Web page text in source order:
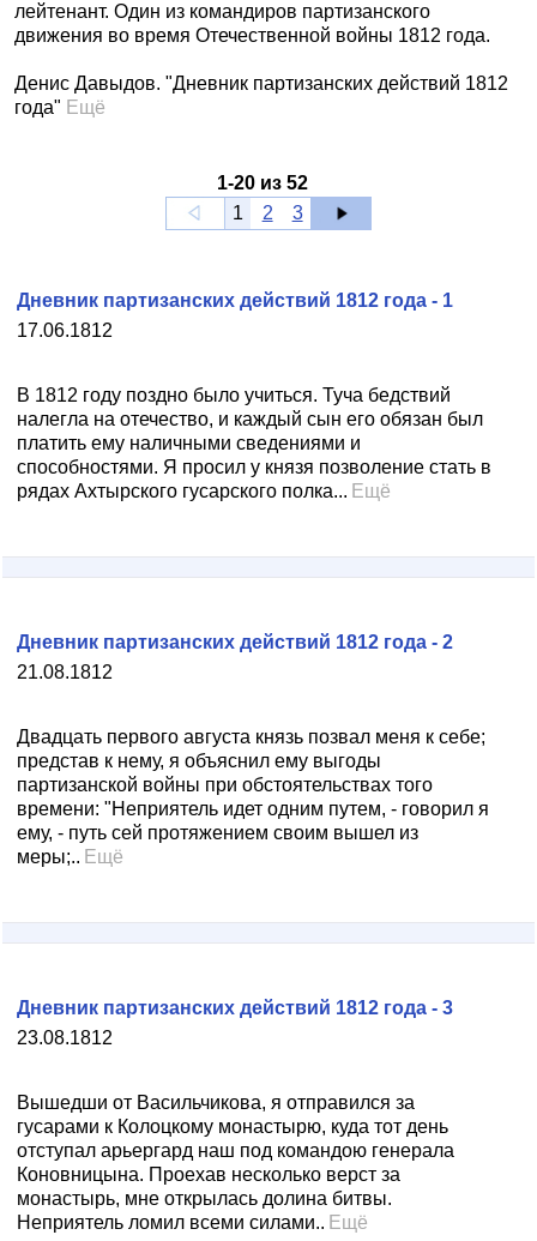
лейтенант. Один из командиров партизанского
движения во время Отечественной войны 1812 года.
Денис Давыдов. "Дневник партизанских действий 1812
года" Ещё
1-20из 52
1
2 3
17.06.1812
Дневник партизанских действий 1812 года - 1
В 1812 году поздно было учиться. Туча бедствий
налегла на отечество, и каждый сын его обязан был
платить ему наличными сведениями и
способностями. Я просил у князя позволение стать в
рядах Ахтырского гусарского полка... Ещё
21.08.1812
Дневник партизанских действий 1812 года - 2
Двадцать первого августа князь позвал меня к себе;
представ к нему, я объяснил ему выгоды
партизанской войны при обстоятельствах того
времени: "Неприятель идет одним путем, - говорил я
ему, - путь сей протяжением своим вышел из
меры;.. Ещё
23.08.1812
Дневник партизанских действий 1812 года - 3
Вышедши от Васильчикова, я отправился за
гусарами к Колоцкому монастырю, куда тот день
отступал арьергард наш под командою генерала
Коновницына. Проехав несколько верст за
монастырь, мне открылась долина битвы.
Неприятель ломил всеми силами.. Ещё